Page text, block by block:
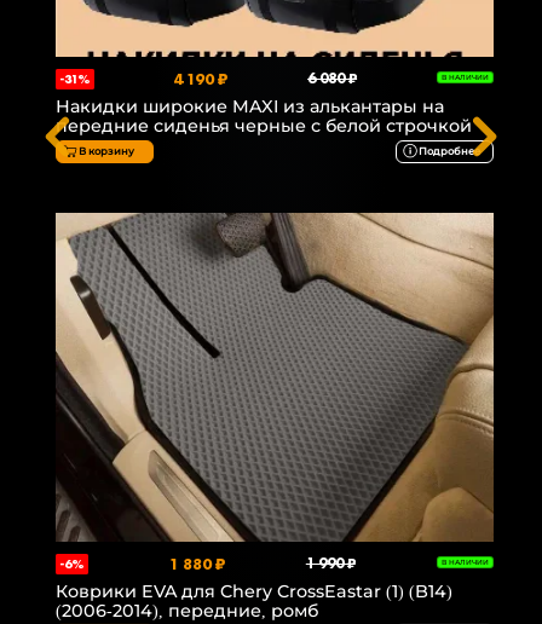
-31% 4 190 ₽ 6 080 ₽ В НАЛИЧИИ
Накидки широкие MAXI из алькантары на
передние сиденья черные с белой строчкой
В корзину Подробнее
-6% 1 880 ₽ 1 990 ₽ В НАЛИЧИИ
Коврики EVA для Chery CrossEastar (1) (B14)
(2006-2014), передние, ромб